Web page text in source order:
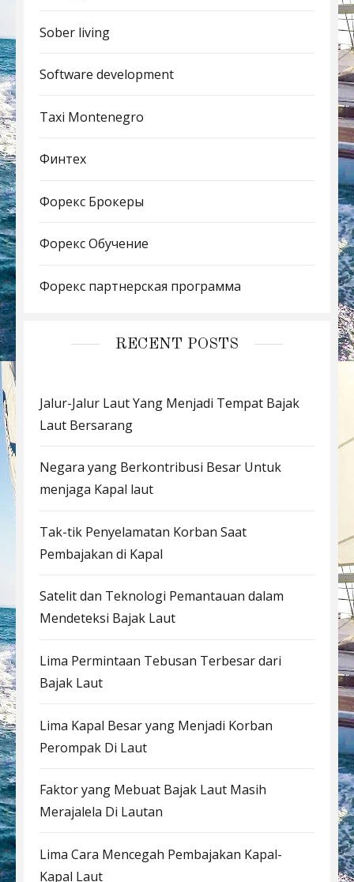
Sober living
Software development
Taxi Montenegro
Финтех
Форекс Брокеры
Форекс Обучение
Форекс партнерская программа
RECENT POSTS
Jalur-Jalur Laut Yang Menjadi Tempat Bajak
Laut Bersarang
Negara yang Berkontribusi Besar Untuk
menjaga Kapal laut
Tak-tik Penyelamatan Korban Saat
Pembajakan di Kapal
Satelit dan Teknologi Pemantauan dalam
Mendeteksi Bajak Laut
Lima Permintaan Tebusan Terbesar dari
Bajak Laut
Lima Kapal Besar yang Menjadi Korban
Perompak Di Laut
Faktor yang Mebuat Bajak Laut Masih
Merajalela Di Lautan
Lima Cara Mencegah Pembajakan Kapal-
Kapal Laut